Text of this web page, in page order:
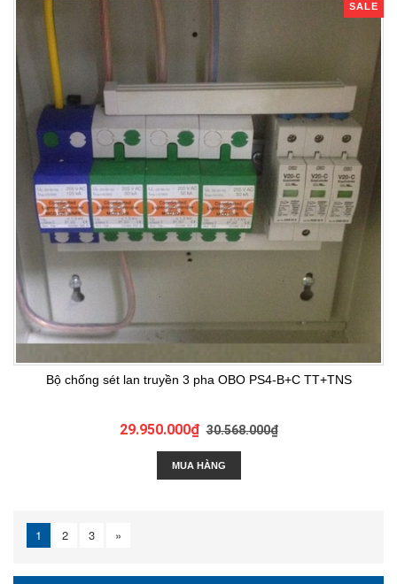
SALE
Bộ chống sét lan truyền 3 pha OBO PS4-B+C TT+TNS
29.950.000₫30.568.000₫
MUA HÀNG
1 2 3 »